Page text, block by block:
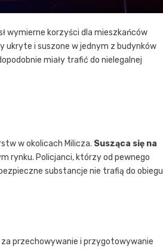
wymierne korzyści dla mieszkańców
ukryte i suszone w jednym z budynków
miały trafić do nielegalnej
w okolicach Milicza. Susząca się na
rynku. Policjanci, którzy od pewnego
substancje nie trafią do
przechowywanie i przygotowywanie